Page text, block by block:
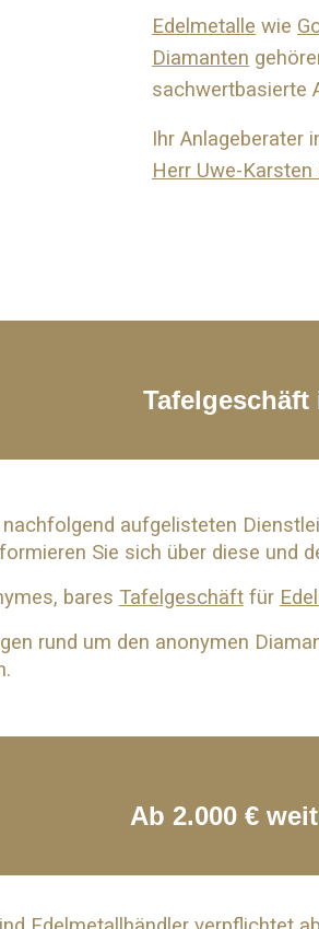
Edelmetalle wie
Diamanten
sachwertbasierte
Ihr Anlageberater
Herr Uwe-Karsten
nachfolgend aufgelisteten
Sie sich über diese und
bares Tafelgeschäftfür
rund um den anonymen
Ab 2.000 €